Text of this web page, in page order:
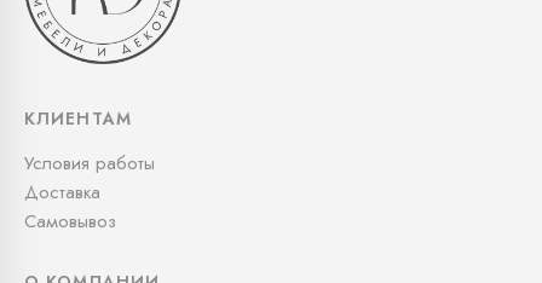
КЛИЕНТАМ
Условия работы
Доставка
Самовывоз